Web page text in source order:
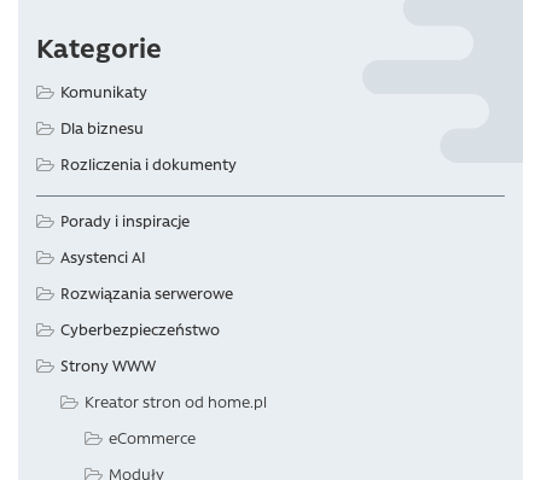
Kategorie
Komunikaty
Dla biznesu
Rozliczenia i dokumenty
Porady i inspiracje
Asystenci AI
Rozwiązania serwerowe
Cyberbezpieczeństwo
Strony WWW
Kreator stron od home.pl
eCommerce
Moduły